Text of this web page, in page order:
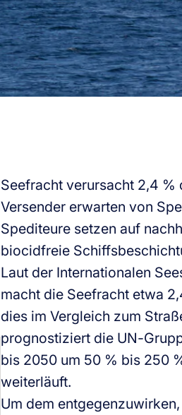
Seefracht verursacht 2,4 %
Versender erwarten von
Spediteure setzen auf
biocidfreie
Laut der Internationalen
macht die Seefracht etwa
dies im Vergleich zum
prognostiziert die UN-
bis 2050 um 50 % bis 250
weiterläuft.
Um dem